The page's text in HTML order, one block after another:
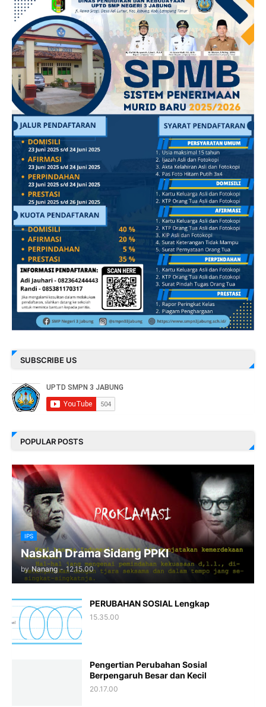
SUBSCRIBE US
POPULAR POSTS
IPS
Naskah Drama Sidang PPKI
by Nanang - 12.15.00
PERUBAHAN SOSIAL Lengkap
15.35.00
Pengertian Perubahan Sosial
Berpengaruh Besar dan Kecil
20.17.00